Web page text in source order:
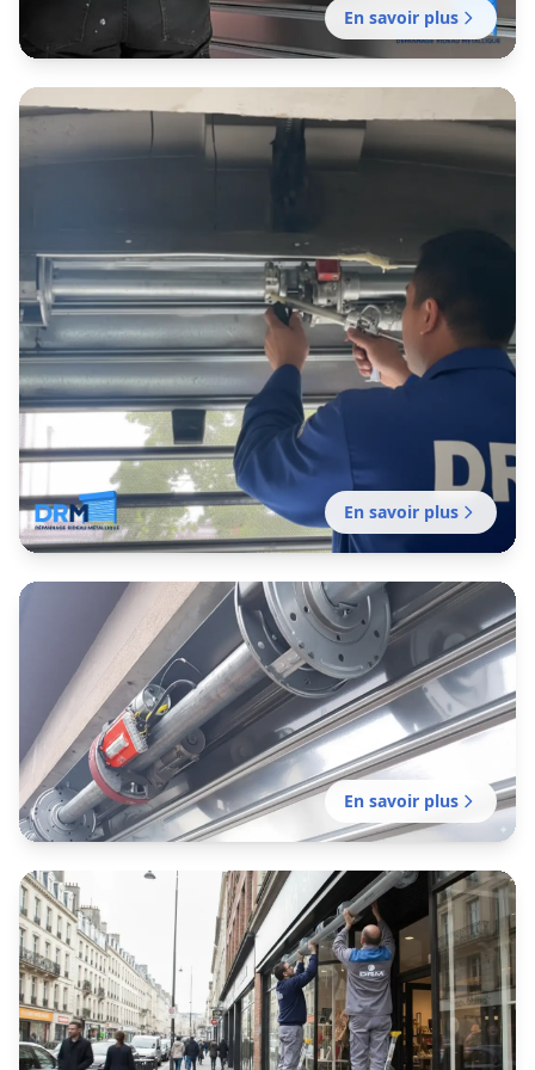
dépannage
Dépannage rideau métallique
Avignon
intra‑muros, des remparts aux zones d’activité
périphériques.
En savoir plus
Entretien rideau métallique
Avignon
Contrats d’entretien de rideaux métalliques
pensés pour le rythme réel des commerces
d’Avignon et des zones d’activité du Vaucluse.
En savoir plus
Motorisation rideau métallique
Avignon
Motorisation et remplacement de moteurs de
rideaux métalliques pour les commerces
d’Avignon, des rues commerçantes aux zones
d’activité.
En savoir plus